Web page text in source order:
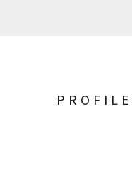
PROFILE